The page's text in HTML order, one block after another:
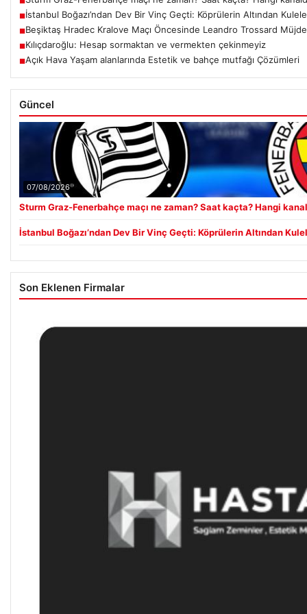
■İstanbul Boğazı’ndan Dev Bir Vinç Geçti: Köprülerin Altından
■Beşiktaş Hradec Kralove Maçı Öncesinde Leandro Trossard
■Kılıçdaroğlu: Hesap sormaktan ve vermekten çekinmeyiz
■Açık Hava Yaşam alanlarında Estetik ve bahçe mutfağı Çözümleri
Güncel
07/08/2026
Sturm Graz-Fenerbahçe maçı ne zaman? Saat kaçta? Hangi
İstanbul Boğazı’ndan Dev Bir Vinç Geçti: Köprülerin Altından
Son Eklenen Firmalar